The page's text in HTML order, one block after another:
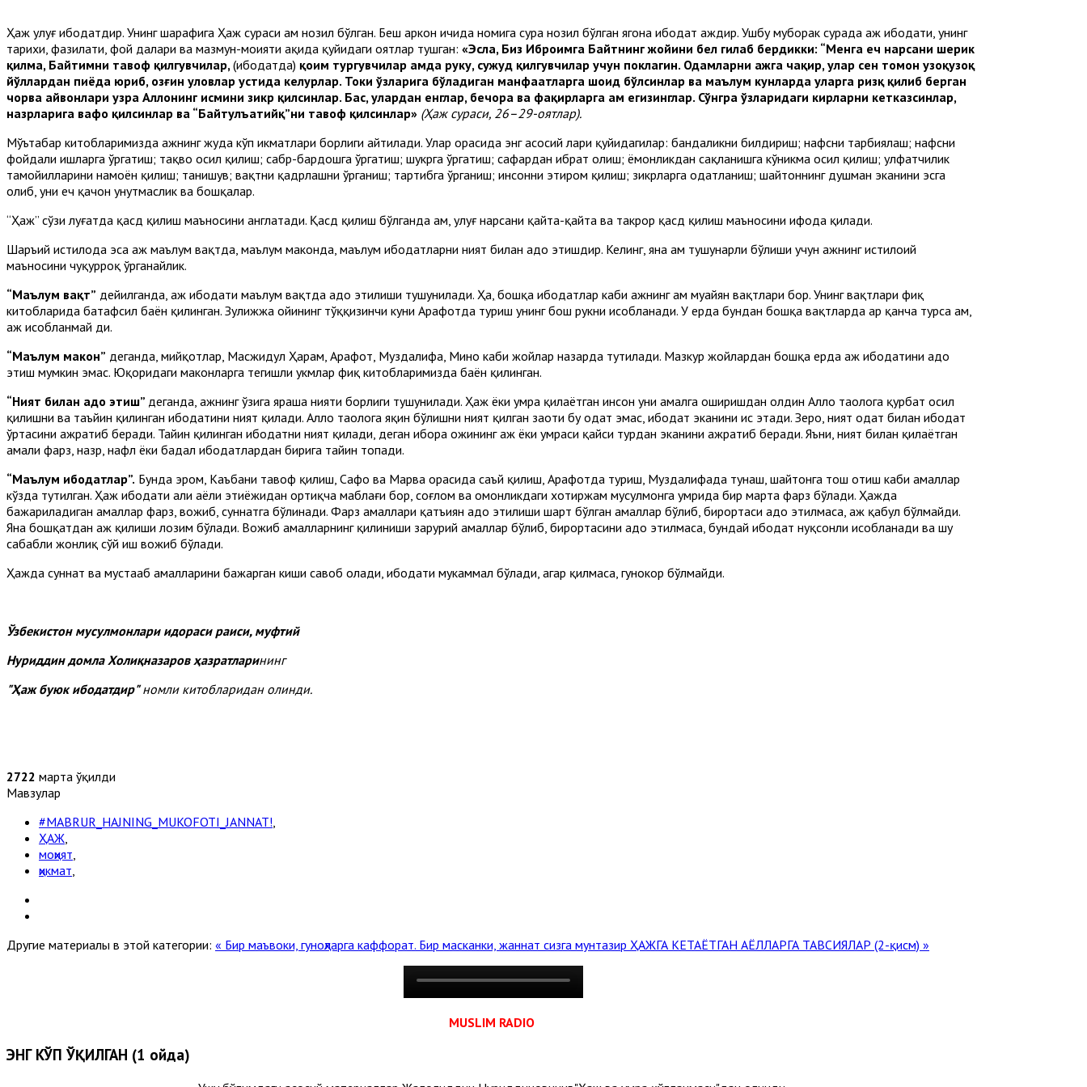
Ҳаж улуғ ибодатдир. Унинг шарафига Ҳаж сураси ҳам нозил бўлган. Беш аркон ичида номига сура нозил бўлган ягона ибодат ҳаждир. Ушбу муборак сурада ҳаж ибодати, унинг
тарихи, фазилати, фой далари ва мазмун-моҳияти ҳақида қуйидаги оятлар тушган: «Эсла, Биз Иброҳимга Байтнинг жойини бел гилаб бердикки: “Менга ҳеч нарсани шерик
қилма, Байтимни тавоф қилгувчилар, (ибодатда) қоим тургувчилар ҳамда руку, сужуд қилгувчилар учун поклагин. Одамларни ҳажга чақир, улар сен томон узоқузоқ
йўллардан пиёда юриб, озғин уловлар устида келурлар. Токи ўзларига бўладиган манфаатларга шоҳид бўлсинлар ва маълум кунларда уларга ризқ қилиб берган
чорва ҳайвонлари узра Аллоҳнинг исмини зикр қилсинлар. Бас, улардан енглар, бечора ва фақирларга ҳам егизинглар. Сўнгра ўзларидаги кирларни кетказсинлар,
назрларига вафо қилсинлар ва “Байтулъатийқ”ни тавоф қилсинлар» (Ҳаж сураси, 26–29-оятлар).
Мўътабар китобларимизда ҳажнинг жуда кўп ҳикматлари борлиги айтилади. Улар орасида энг асосий лари қуйидагилар: бандаликни билдириш; нафсни тарбиялаш; нафсни
фойдали ишларга ўргатиш; тақво ҳосил қилиш; сабр-бардошга ўргатиш; шукрга ўргатиш; сафардан ибрат олиш; ёмонликдан сақланишга кўникма ҳосил қилиш; улфатчилик
тамойилларини намоён қилиш; танишув; вақтни қадрлашни ўрганиш; тартибга ўрганиш; инсонни эҳтиром қилиш; зикрларга одатланиш; шайтоннинг душман эканини эсга
олиб, уни ҳеч қачон унутмаслик ва бошқалар.
“Ҳаж” сўзи луғатда қасд қилиш маъносини англатади. Қасд қилиш бўлганда ҳам, улуғ нарсани қайта-қайта ва такрор қасд қилиш маъносини ифода қилади.
Шаръий истилоҳда эса ҳаж маълум вақтда, маълум маконда, маълум ибодатларни ният билан адо этишдир. Келинг, яна ҳам тушунарли бўлиши учун ҳажнинг истилоҳий
маъносини чуқурроқ ўрганайлик.
“Маълум вақт” дейилганда, ҳаж ибодати маълум вақтда адо этилиши тушунилади. Ҳа, бошқа ибодатлар каби ҳажнинг ҳам муайян вақтлари бор. Унинг вақтлари фиқҳ
китобларида батафсил баён қилинган. Зулҳижжа ойининг тўққизинчи куни Арафотда туриш унинг бош рукни ҳисобланади. У ерда бундан бошқа вақтларда ҳар қанча турса ҳам,
ҳаж ҳисобланмай ди.
“Маълум макон” деганда, мийқотлар, Масжидул Ҳарам, Арафот, Муздалифа, Мино каби жойлар назарда тутилади. Мазкур жойлардан бошқа ерда ҳаж ибодатини адо
этиш мумкин эмас. Юқоридаги маконларга тегишли ҳукмлар фиқҳ китобларимизда баён қилинган.
“Ният билан адо этиш” деганда, ҳажнинг ўзига яраша нияти борлиги тушунилади. Ҳаж ёки умра қилаётган инсон уни амалга оширишдан олдин Аллоҳ таолога қурбат ҳосил
қилишни ва таъйин қилинган ибодатини ният қилади. Аллоҳ таолога яқин бўлишни ният қилган заҳоти бу одат эмас, ибодат эканини ҳис этади. Зеро, ният одат билан ибодат
ўртасини ажратиб беради. Тайин қилинган ибодатни ният қилади, деган ибора ҳожининг ҳаж ёки умраси қайси турдан эканини ажратиб беради. Яъни, ният билан қилаётган
амали фарз, назр, нафл ёки бадал ибодатлардан бирига тайин топади.
“Маълум ибодатлар”. Бунда эҳром, Каъбани тавоф қилиш, Сафо ва Марва орасида саъй қилиш, Арафотда туриш, Муздалифада тунаш, шайтонга тош отиш каби амаллар
кўзда тутилган. Ҳаж ибодати аҳли аёли эҳтиёжидан ортиқча маблағи бор, соғлом ва омонликдаги хотиржам мусулмонга умрида бир марта фарз бўлади. Ҳажда
бажариладиган амаллар фарз, вожиб, суннатга бўлинади. Фарз амаллари қатъиян адо этилиши шарт бўлган амаллар бўлиб, бирортаси адо этилмаса, ҳаж қабул бўлмайди.
Яна бошқатдан ҳаж қилиши лозим бўлади. Вожиб амалларнинг қилиниши зарурий амаллар бўлиб, бирортасини адо этилмаса, бундай ибодат нуқсонли ҳисобланади ва шу
сабабли жонлиқ сўй иш вожиб бўлади.
Ҳажда суннат ва мустаҳаб амалларини бажарган киши савоб олади, ибодати мукаммал бўлади, агар қилмаса, гуноҳкор бўлмайди.
Ўзбекистон мусулмонлари идораси раиси, муфтий
Нуриддин домла Холиқназаров ҳазратларининг
"Ҳаж буюк ибодатдир"номли китобларидан олинди.
2722 марта ўқилди
Мавзулар
#MABRUR_HAJNING_MUKOFOTI_JANNAT!
ҲАЖ
моҳият
ҳикмат
Другие материалы в этой категории: « Бир маъвоки, гуноҳларга каффорат. Бир масканки, жаннат сизга мунтазир ҲАЖГА КЕТАЁТГАН АЁЛЛАРГА ТАВСИЯЛАР (2-қисм) »
MUSLIM RADIO
ЭНГ КЎП ЎҚИЛГАН (1 ойда)